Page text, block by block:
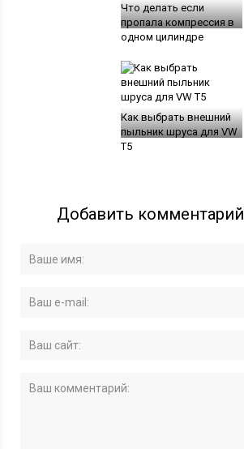
Что делать если
пропала компрессия в
одном цилиндре
Как выбрать внешний
пыльник шруса для VW
T5
Добавить комментарий